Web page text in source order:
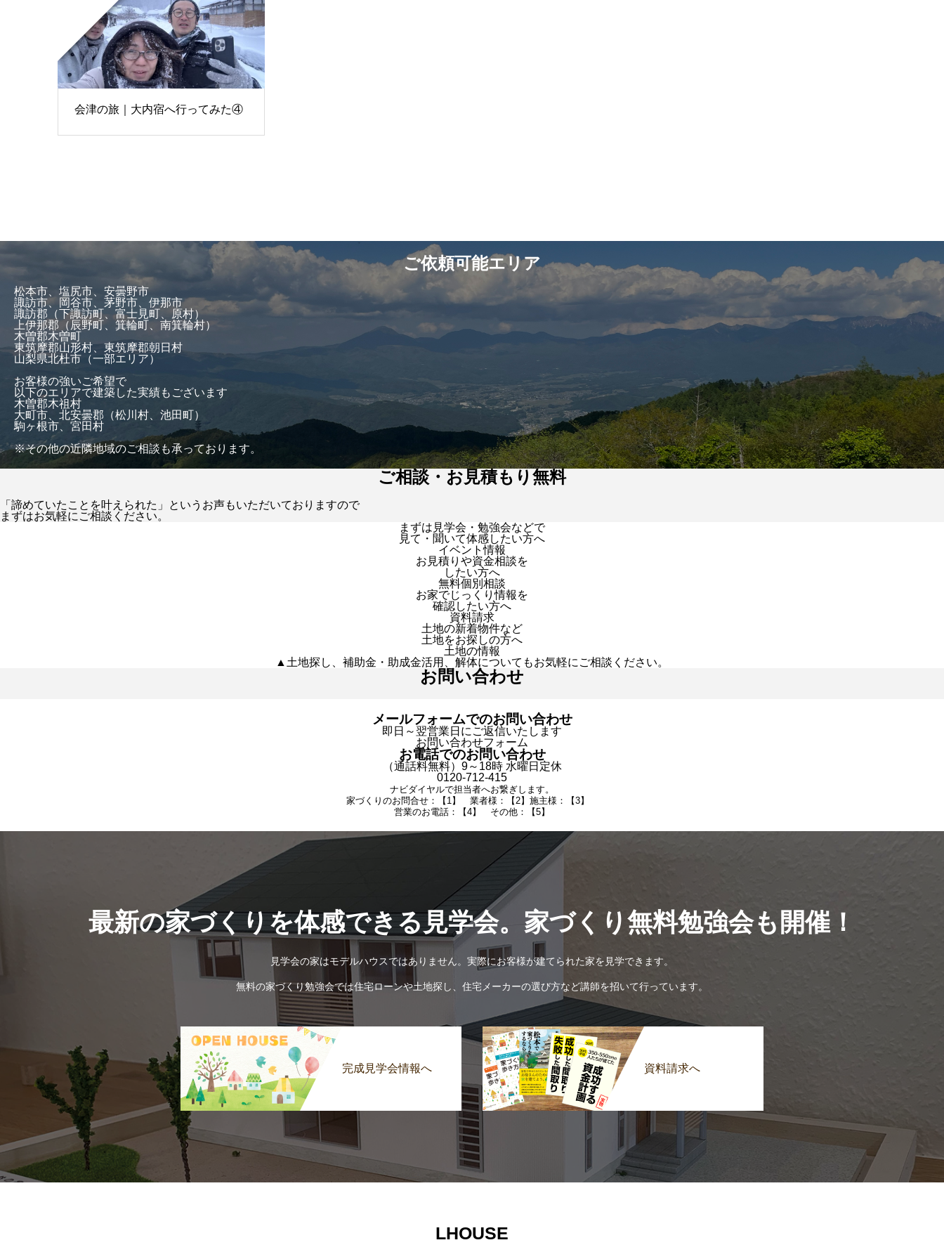
会津の旅｜大内宿へ行ってみた④
ご依頼可能エリア
松本市、塩尻市、安曇野市
諏訪市、岡谷市、茅野市、伊那市
諏訪郡（下諏訪町、富士見町、原村）
上伊那郡（辰野町、箕輪町、南箕輪村）
木曽郡木曽町
東筑摩郡山形村、東筑摩郡朝日村
山梨県北杜市（一部エリア）
お客様の強いご希望で
以下のエリアで建築した実績もございます
木曽郡木祖村
大町市、北安曇郡（松川村、池田町）
駒ヶ根市、宮田村
※その他の近隣地域のご相談も承っております。
ご相談・お見積もり無料
「諦めていたことを叶えられた」というお声もいただいておりますので
まずはお気軽にご相談ください。
まずは見学会・勉強会などで
見て・聞いて体感したい方へ
イベント情報
お見積りや資金相談を
したい方へ
無料個別相談
お家でじっくり情報を
確認したい方へ
資料請求
土地の新着物件など
土地をお探しの方へ
土地の情報
▲土地探し、補助金・助成金活用、解体についてもお気軽にご相談ください。
お問い合わせ
メールフォームでのお問い合わせ
即日～翌営業日にご返信いたします
お問い合わせフォーム
お電話でのお問い合わせ
（通話料無料）9～18時 水曜日定休
0120-712-415
ナビダイヤルで担当者へお繋ぎします。
家づくりのお問合せ：【1】 業者様：【2】施主様：【3】
営業のお電話：【4】 その他：【5】
最新の家づくりを体感できる見学会。家づくり無料勉強会も開催！
見学会の家はモデルハウスではありません。実際にお客様が建てられた家を見学できます。
無料の家づくり勉強会では住宅ローンや土地探し、住宅メーカーの選び方など講師を招いて行っています。
完成見学会情報へ 資料請求へ
LHOUSE